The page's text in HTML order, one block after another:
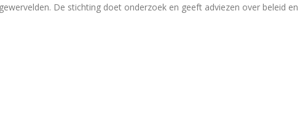
De stichting doet onderzoek en geeft adviezen over beleid